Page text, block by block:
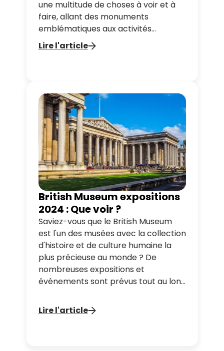
une multitude de choses à voir et à
faire, allant des monuments
emblématiques aux activités
culturelles captivantes. Dans cet
article, nous vous guidons à travers
différents tours en bus, vous pourrez
vous y rendre facilement, et pourrez
également profiter de la vue depuis
la rive nord.
Lire l'article
British Museum expositions
2024 : Que voir ?
Saviez-vous que le British Museum
est l'un des musées avec la collection
d'histoire et de culture humaine la
plus précieuse au monde ? De
nombreuses expositions et
événements sont prévus tout au long
bus Découverte de Londres pour
faire un arrêt au musée !
Lire l'article